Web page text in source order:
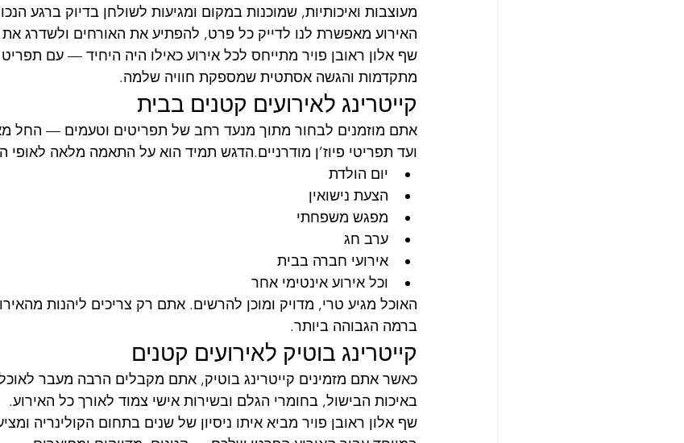
מעוצבות ואיכותיות, שמוכנות במקום ומגיעות לשולחן בדיוק ברגע
האירוע מאפשרת לנו לדייק כל פרט, להפתיע את האורחים ולשדרג את
שף אלון ראובן פויר מתייחס לכל אירוע כאילו היה היחיד — עם תפריט
מתקדמות והגשה אסתטית שמספקת חוויה שלמה.
קייטרינג לאירועים קטנים בבית
אתם מוזמנים לבחור מתוך מנעד רחב של תפריטים וטעמים — החל
ועד תפריטי פיוז’ן מודרניים.הדגש תמיד הוא על התאמה מלאה לאופי
יום הולדת
הצעת נישואין
מפגש משפחתי
ערב חג
אירועי חברה בבית
וכל אירוע אינטימי אחר
האוכל מגיע טרי, מדויק ומוכן להרשים. אתם רק צריכים ליהנות
ברמה הגבוהה ביותר.
קייטרינג בוטיק לאירועים קטנים
כאשר אתם מזמינים קייטרינג בוטיק, אתם מקבלים הרבה מעבר
באיכות הבישול, בחומרי הגלם ובשירות אישי צמוד לאורך כל האירוע.
שף אלון ראובן פויר מביא איתו ניסיון של שנים בתחום הקולינריה